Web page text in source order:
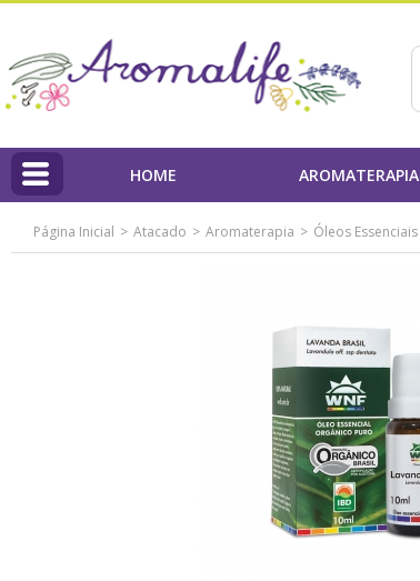
HOME
PAP'AROMA - Projeto Aromaterapia na Prática
HOME AROMATERAPIA
Página Inicial Atacado Aromaterapia Óleos Essenciais